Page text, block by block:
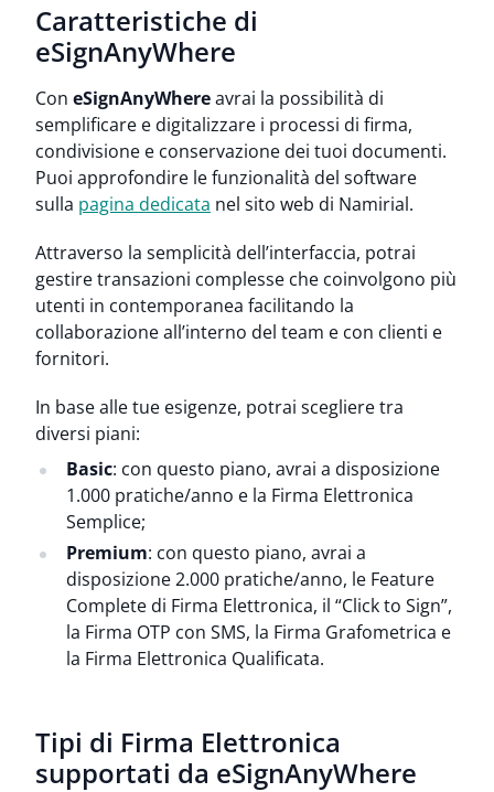
Caratteristiche di
eSignAnyWhere
Con eSignAnyWhereavrai la possibilità di
semplificare e digitalizzare i processi di firma,
condivisione e conservazione dei tuoi documenti.
Puoi approfondire le funzionalità del software
sulla pagina dedicata nel sito web di Namirial.
Attraverso la semplicità dell’interfaccia, potrai
gestire transazioni complesse che coinvolgono più
utenti in contemporanea facilitando la
collaborazione all’interno del team e con clienti e
fornitori.
In base alle tue esigenze, potrai scegliere tra
diversi piani:
Basic: con questo piano, avrai a disposizione
1.000 pratiche/anno e la Firma Elettronica
Semplice;
Premium: con questo piano, avrai a
disposizione 2.000 pratiche/anno, le Feature
Complete di Firma Elettronica, il “Click to Sign”,
la Firma OTP con SMS, la Firma Grafometrica e
la Firma Elettronica Qualificata.
Tipi di Firma Elettronica
supportati da eSignAnyWhere